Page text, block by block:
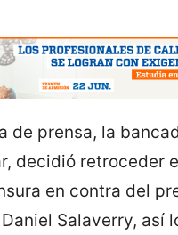
de prensa, la
decidió retroceder
en contra del
Salaverry, así